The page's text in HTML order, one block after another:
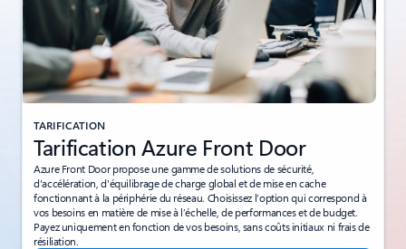
TARIFICATION
Tarification Azure Front Door
Azure Front Door propose une gamme de solutions de sécurité,
d'accélération, d'équilibrage de charge global et de mise en cache
fonctionnant à la périphérie du réseau. Choisissez l’option qui correspond à
vos besoins en matière de mise à l’échelle, de performances et de budget.
Payez uniquement en fonction de vos besoins, sans coûts initiaux ni frais de
résiliation.